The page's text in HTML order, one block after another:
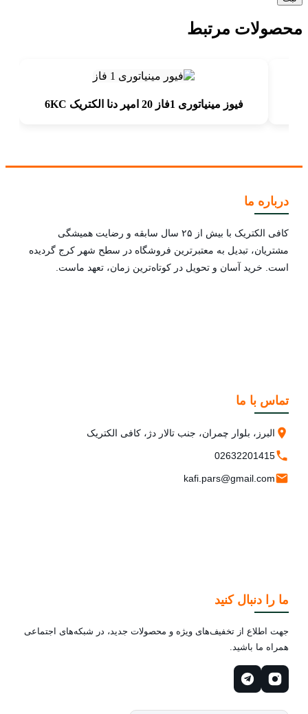
محصولات مرتبط
فيوز مينياتوری 1فاز 20 امپر دنا الكتريک 6KC
درباره ما
کافی الکتریک با بیش از ۲۵ سال سابقه و رضایت همیشگی
مشتریان، تبدیل به معتبرترین فروشگاه در سطح شهر کرج گردیده
است. خرید آسان و تحویل در کوتاه‌ترین زمان، تعهد ماست.
تماس با ما
البرز، بلوار چمران، جنب تالار دژ، کافی الکتریک
02632201415
kafi.pars@gmail.com
ما را دنبال کنید
جهت اطلاع از تخفیف‌های ویژه و محصولات جدید، در شبکه‌های اجتماعی
همراه ما باشید.